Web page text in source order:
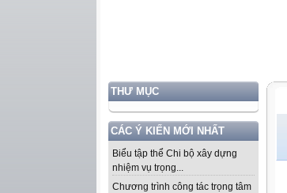
THƯ MỤC
CÁC Ý KIẾN MỚI NHẤT
Biểu tập thể Chi bộ xây dựng
nhiệm vụ trọng...
Chương trình công tác trọng tâm